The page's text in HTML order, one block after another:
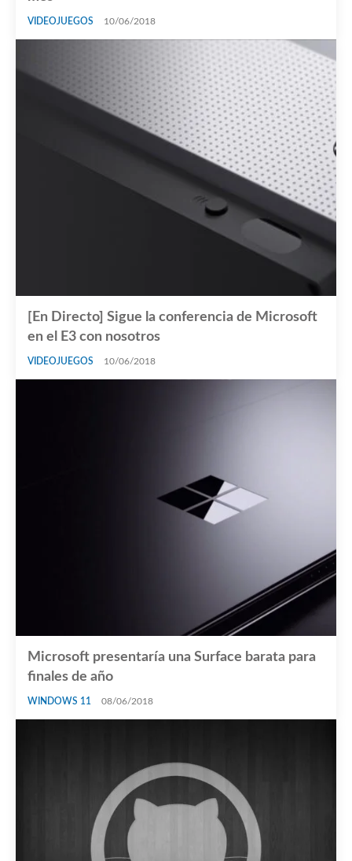
VIDEOJUEGOS 10/06/2018
[En Directo] Sigue la conferencia de Microsoft
en el E3 con nosotros
VIDEOJUEGOS 10/06/2018
Microsoft presentaría una Surface barata para
finales de año
WINDOWS 11 08/06/2018